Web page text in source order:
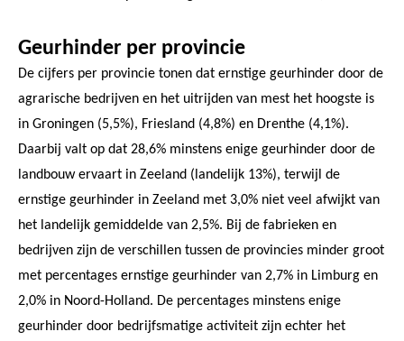
Geurhinder per provincie
De cijfers per provincie tonen dat ernstige geurhinder door de
agrarische bedrijven en het uitrijden van mest het hoogste is
in Groningen (5,5%), Friesland (4,8%) en Drenthe (4,1%).
Daarbij valt op dat 28,6% minstens enige geurhinder door de
landbouw ervaart in Zeeland (landelijk 13%), terwijl de
ernstige geurhinder in Zeeland met 3,0% niet veel afwijkt van
het landelijk gemiddelde van 2,5%. Bij de fabrieken en
bedrijven zijn de verschillen tussen de provincies minder groot
met percentages ernstige geurhinder van 2,7% in Limburg en
2,0% in Noord-Holland. De percentages minstens enige
geurhinder door bedrijfsmatige activiteit zijn echter het